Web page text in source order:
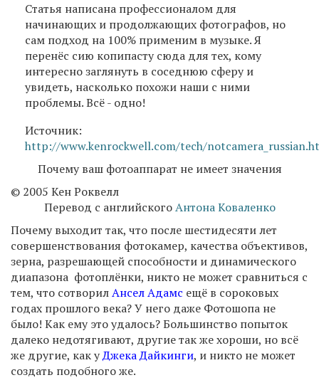
Статья написана профессионалом для
начинающих и продолжающих фотографов, но
сам подход на 100% применим в музыке. Я
перенёс сию копипасту сюда для тех, кому
интересно заглянуть в соседнюю сферу и
увидеть, насколько похожи наши с ними
проблемы. Всё - одно!
Источник:
http://www.kenrockwell.com/tech/
Почему ваш фотоаппарат не имеет значения
© 2005 Кен Роквелл
Перевод с английскогоАнтона Коваленко
Почему выходит так, что после шестидесяти лет
совершенствования фотокамер, качества объективов,
зерна, разрешающей способности и динамического
диапазона фотоплёнки, никто не может сравниться с
тем, что сотворилАнсел Адамс ещё в сороковых
годах прошлого века? У него даже Фотошопа не
было! Как ему это удалось? Большинство попыток
далеко недотягивают, другие так же хороши, но всё
же другие, как уДжека Дайкинги, и никто не может
создать подобного же.